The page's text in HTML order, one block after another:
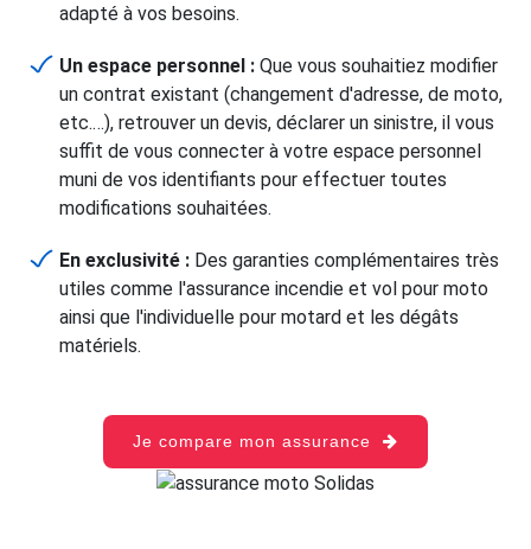
adapté à vos besoins.
Un espace personnel : Que vous souhaitiez modifier
un contrat existant (changement d'adresse, de moto,
etc.…), retrouver un devis, déclarer un sinistre, il vous
suffit de vous connecter à votre espace personnel
muni de vos identifiants pour effectuer toutes
modifications souhaitées.
En exclusivité : Des garanties complémentaires très
utiles comme l'assurance incendie et vol pour moto
ainsi que l'individuelle pour motard et les dégâts
matériels.
Je compare mon assurance